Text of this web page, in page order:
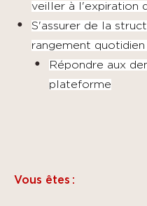
veiller à l'expiration
S'assurer de la
rangement
Répondre aux
plateforme
Vous êtes :